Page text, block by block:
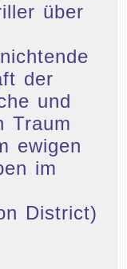
über
der
und
Traum
ewigen
im
District)